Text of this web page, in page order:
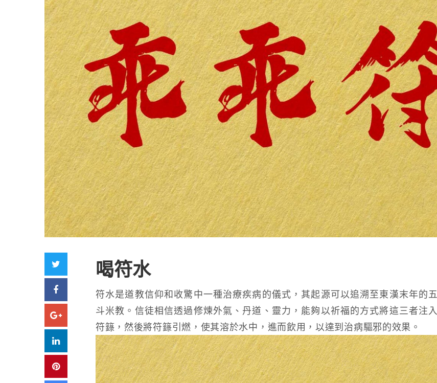
Facebook
Google+
LinkedIn
Pinterest
喝符水
符水是道教信仰和收驚中一種治療疾病的儀式，其起源可以追溯至東漢末年的五
斗米教。信徒相信透過修煉外氣、丹道、靈力，能夠以祈福的方式將這三者注入
符籙，然後將符籙引燃，使其溶於水中，進而飲用，以達到治病驅邪的效果。